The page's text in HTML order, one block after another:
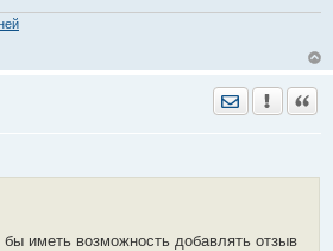
Отправить
иметь возможность добавлять отзыв